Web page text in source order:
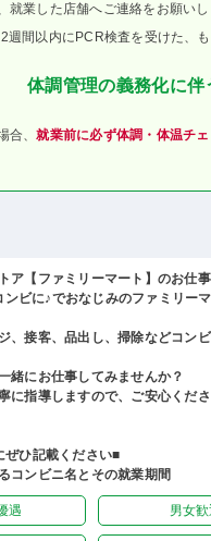
就業した店舗へご連絡をお願いし
週間以内にPCR検査を受けた、
体調管理の義務化に
合、就業前に必ず体調・体温チ
ア【ファミリーマート】のお仕事
ビに♪でおなじみのファミリー
、接客、品出し、掃除などコンビ
緒にお仕事してみませんか？
に指導しますので、ご安心くださ
ぜひ記載ください■
コンビニ名とその就業期間
遇 男女歓